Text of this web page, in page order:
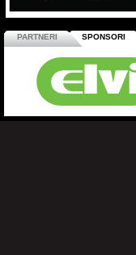
PARTNERI SPONSORI